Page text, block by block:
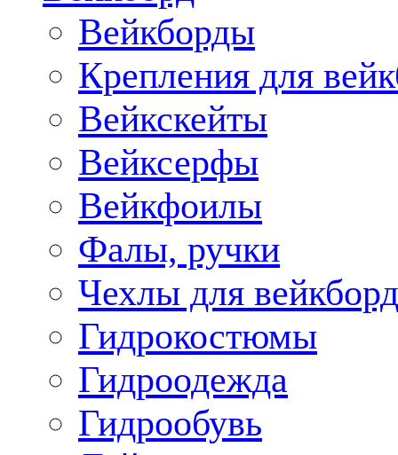
Вейкборды
Крепления для
Вейкскейты
Вейксерфы
Вейкфоилы
Фалы, ручки
Чехлы для
Гидрокостюмы
Гидроодежда
Гидрообувь